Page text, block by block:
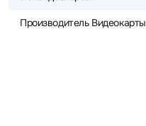
Производитель Видеокарты